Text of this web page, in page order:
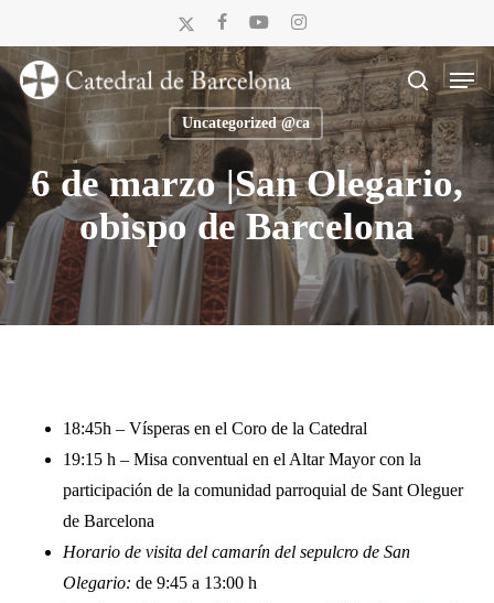
to
main
content
x-
twitter
facebookyoutube instagram
search
Menu
Uncategorized @ca
6 de marzo |San Olegario,
obispo de Barcelona
18:45h – Vísperas en el Coro de la Catedral
19:15 h – Misa conventual en el Altar Mayor con la
participación de la comunidad parroquial de Sant Oleguer
de Barcelona
Horario de visita del camarín del sepulcro de San
Olegario: de 9:45 a 13:00 h